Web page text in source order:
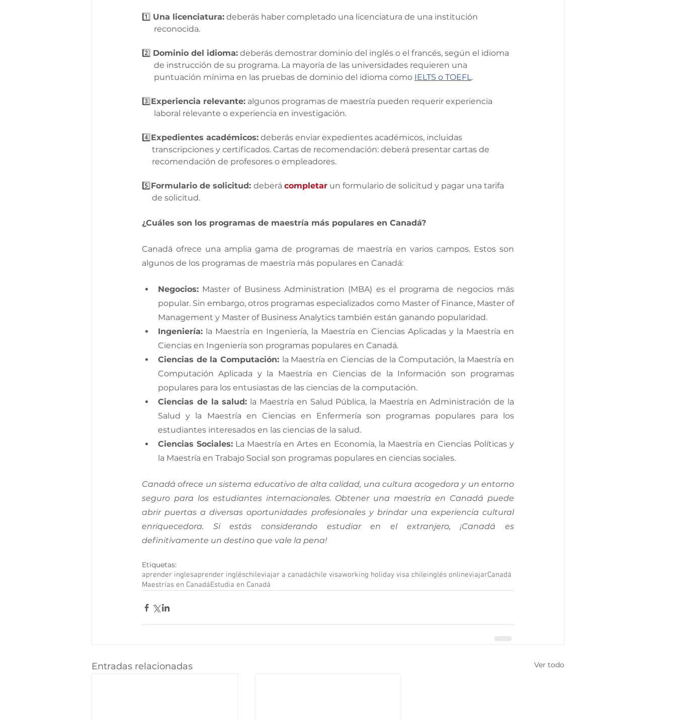
1️⃣ Una licenciatura: deberás haber completado una licenciatura de una institución
      reconocida.
2️⃣ Dominio del idioma: deberás demostrar dominio del inglés o el francés, según el idioma
      de instrucción de su programa. La mayoría de las universidades requieren una
      puntuación mínima en las pruebas de dominio del idioma como
IELTS o TOEFL.
3️⃣ Experiencia relevante: algunos programas de maestría pueden requerir experiencia
      laboral relevante o experiencia en investigación.
4️⃣ Expedientes académicos: deberás enviar expedientes académicos, incluidas
     transcripciones y certificados. Cartas de recomendación: deberá presentar cartas de
     recomendación de profesores o empleadores.
5️⃣ Formulario de solicitud: deberá completar un formulario de solicitud y pagar una tarifa
     de solicitud.
¿Cuáles son los programas de maestría más populares en Canadá?
Canadá ofrece una amplia gama de programas de maestría en varios campos. Estos son
algunos de los programas de maestría más populares en Canadá:
Negocios: Master of Business Administration (MBA) es el programa de negocios más
popular. Sin embargo, otros programas especializados como Master of Finance, Master of
Management y Master of Business Analytics también están ganando popularidad.
Ingeniería: la Maestría en Ingeniería, la Maestría en Ciencias Aplicadas y la Maestría en
Ciencias en Ingeniería son programas populares en Canadá.
Ciencias de la Computación: la Maestría en Ciencias de la Computación, la Maestría en
Computación Aplicada y la Maestría en Ciencias de la Información son programas
populares para los entusiastas de las ciencias de la computación.
Ciencias de la salud: la Maestría en Salud Pública, la Maestría en Administración de la
Salud y la Maestría en Ciencias en Enfermería son programas populares para los
estudiantes interesados ​​en las ciencias de la salud.
Ciencias Sociales: La Maestría en Artes en Economía, la Maestría en Ciencias Políticas y
la Maestría en Trabajo Social son programas populares en ciencias sociales.
Canadá ofrece un sistema educativo de alta calidad, una cultura acogedora y un entorno
seguro para los estudiantes internacionales. Obtener una maestría en Canadá puede
abrir puertas a diversas oportunidades profesionales y brindar una experiencia cultural
enriquecedora. Si estás considerando estudiar en el extranjero, ¡Canadá es
definitivamente un destino que vale la pena!
Etiquetas:
aprender inglesaprender ingléschileviajar a canadáchile visaworking holiday visa chileinglés onlineviajarCanadá
Maestrías en CanadáEstudia en Canadá
Entradas relacionadas Ver todo